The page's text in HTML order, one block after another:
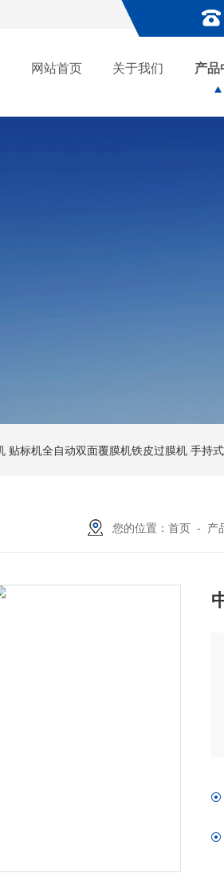
网站首页 关于我们 产品
贴标机全自动双面覆膜机铁皮过膜机 手持式激光打标机铁牌便携式打码机
您的位置：首页 - 产